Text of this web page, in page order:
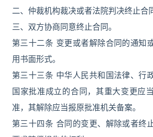
二、仲裁机构裁决或者法院判决终止合
三、双方协商同意终止合同。
第三十二条 变更或者解除合同的通知
用书面形式。
第三十三条 中华人民共和国法律、行
国家批准成立的合同，其重大变更应
准，其解除应当报原批准机关备案。
第三十四条 合同的变更、解除或者终